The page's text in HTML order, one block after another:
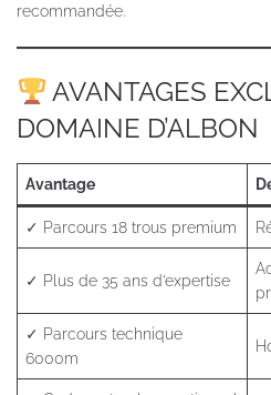
recommandée.
AVANTAGES
DOMAINE D’ALBON
Avantage
✓ Parcours 18 trous premium
✓ Plus de 35 ans d’expertise
✓ Parcours technique
6000m